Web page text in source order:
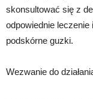
skonsultować się z
odpowiednie
podskórne guzki.
Wezwanie do